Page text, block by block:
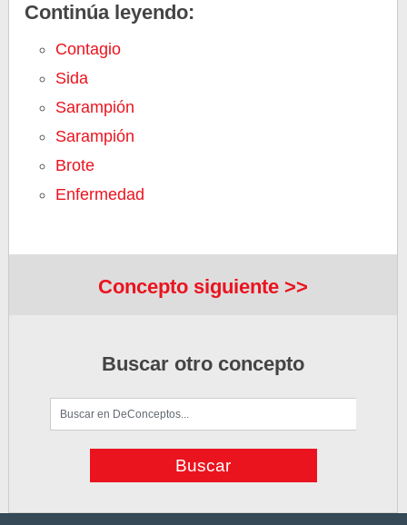
Continúa leyendo:
Contagio
Sida
Sarampión
Sarampión
Brote
Enfermedad
Concepto siguiente >>
Buscar otro concepto